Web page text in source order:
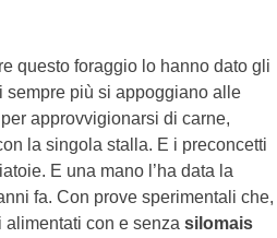
questo foraggio lo hanno dato gli
sempre più si appoggiano alle
approvvigionarsi di carne,
la singola stalla. E i preconcetti
E una mano l’ha data la
fa. Con prove sperimentali che,
alimentati con e senza silomais